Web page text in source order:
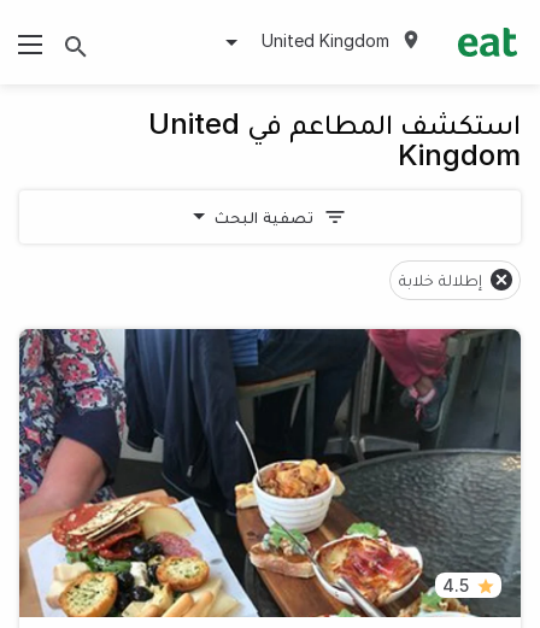
United Kingdom
استكشف المطاعم في United
Kingdom
تصفية البحث
إطلالة خلابة
4.5